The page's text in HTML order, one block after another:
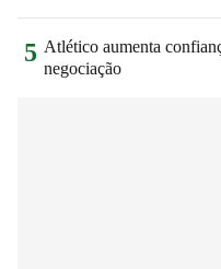
5 Atlético aumenta
negociação